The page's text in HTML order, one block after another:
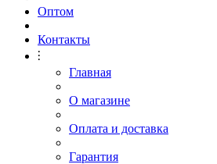
Оптом
Контакты
⫶
Главная
О магазине
Оплата и доставка
Гарантия